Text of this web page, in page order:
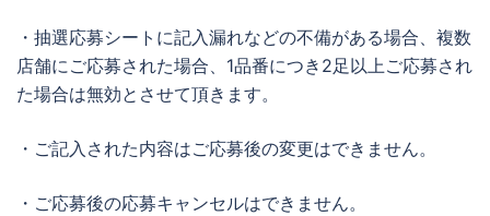
・抽選応募シートに記入漏れなどの不備がある場合、複数
店舗にご応募された場合、1品番につき2足以上ご応募され
た場合は無効とさせて頂きます。
・ご記入された内容はご応募後の変更はできません。
・ご応募後の応募キャンセルはできません。